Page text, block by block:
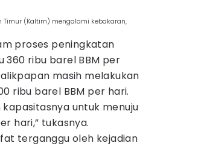
Timur (Kaltim) mengalami kebakaran,
proses peningkatan
360 ribu barel BBM per
masih melakukan
ribu barel BBM per hari.
untuk menuju
hari,” tukasnya.
terganggu oleh kejadian